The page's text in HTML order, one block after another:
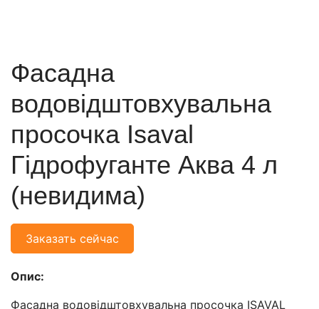
Фасадна
водовідштовхувальна
просочка Isaval
Гідрофуганте Аква 4 л
(невидима)
Заказать сейчас
Опис:
Фасадна водовідштовхувальна просочка ISAVAL